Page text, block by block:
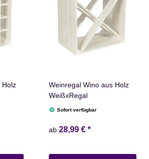
Holz
Weinregal Wino aus Holz
WeißxRegal
Sofort verfügbar
ab 28,99 € *